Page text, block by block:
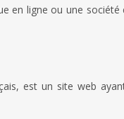
en ligne ou une
est un site web